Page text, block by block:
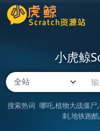
小虎鲸
搜索热词 哪吒 植物大战僵尸
刺 地铁跑酷